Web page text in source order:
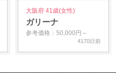
大阪府 41歳(女性)
ガリーナ
参考価格：50,000円～
4170日前